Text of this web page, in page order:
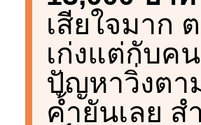
เสียใจมาก
เก่งแต่กับค
ปัญหาวิ่งตา
ค้ำยันเลย ส